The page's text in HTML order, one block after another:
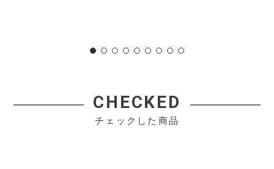
CHECKED
チェックした商品